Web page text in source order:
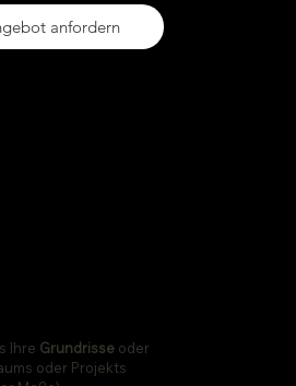
Ihre Grundrisse oder
oder Projekts
anfordern